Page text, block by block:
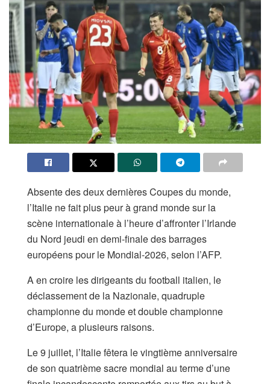
Absente des deux dernières Coupes du monde,
l’Italie ne fait plus peur à grand monde sur la
scène internationale à l’heure d’affronter l’Irlande
du Nord jeudi en demi-finale des barrages
européens pour le Mondial-2026, selon l’AFP.
A en croire les dirigeants du football italien, le
déclassement de la Nazionale, quadruple
championne du monde et double championne
d’Europe, a plusieurs raisons.
Le 9 juillet, l’Italie fêtera le vingtième anniversaire
de son quatrième sacre mondial au terme d’une